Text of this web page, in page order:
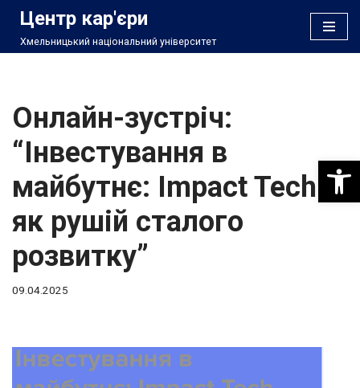
Перейти
Центр кар'єри
Хмельницький національний університет
Онлайн-зустріч:
“Інвестування в
майбутнє: Impact Tech
як рушій сталого
розвитку”
09.04.2025